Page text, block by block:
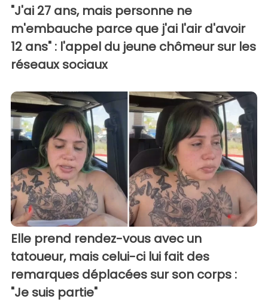
"J'ai 27 ans, mais personne ne
m'embauche parce que j'ai l'air d'avoir
12 ans" : l'appel du jeune chômeur sur les
réseaux sociaux
Elle prend rendez-vous avec un
tatoueur, mais celui-ci lui fait des
remarques déplacées sur son corps :
"Je suis partie"